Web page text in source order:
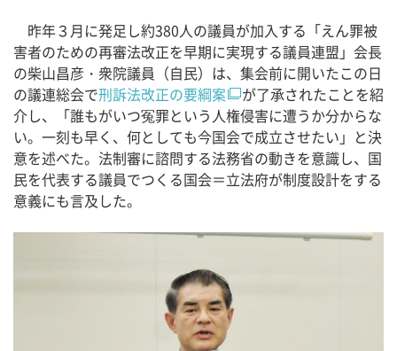
昨年３月に発足し約380人の議員が加入する「えん罪被
害者のための再審法改正を早期に実現する議員連盟」会長
の柴山昌彦・衆院議員（自民）は、集会前に開いたこの日
の議連総会で刑訴法改正の要綱案
が了承されたことを紹
介し、「誰もがいつ冤罪という人権侵害に遭うか分からな
い。一刻も早く、何としても今国会で成立させたい」と決
意を述べた。法制審に諮問する法務省の動きを意識し、国
民を代表する議員でつくる国会＝立法府が制度設計をする
意義にも言及した。